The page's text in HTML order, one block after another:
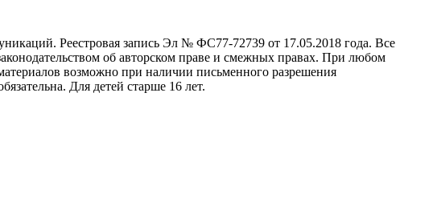
Реестровая запись Эл № ФС77-72739 от 17.05.2018 года. Все
об авторском праве и смежных правах. При любом
возможно при наличии письменного разрешения
Для детей старше 16 лет.